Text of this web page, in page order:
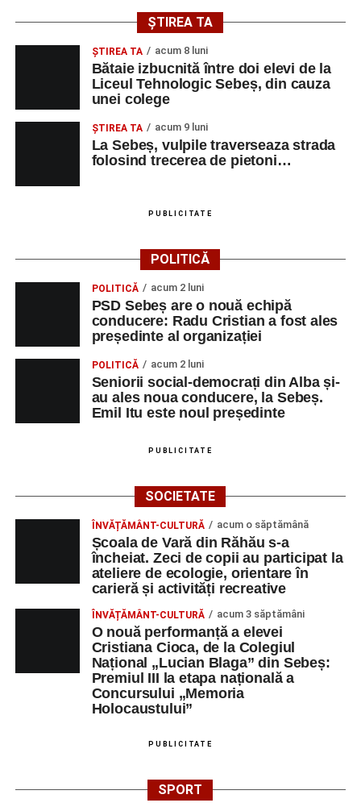
și de a lua parte la un veritabil schimb cultural prin
Adaugă-ne ca sursă preferată
Urmărește-ne pe Google News
iluminatului public pe timpul nopții, în contextul
apelului la economii al Guvernului Bolojan
Duminică, 23 august 2026, Râpa Roșie găzduiește
cea de-a III-a ediție a concursului „CicloAventurier
de Sebeș”
Primul concert din cadrul String Symphonic Camp
2026 a adus emoție și aplauze la Sebeș
ȘTIREA TA
ŞTIREA TA acum 8 luni
Bătaie izbucnită între doi elevi de la
Liceul Tehnologic Sebeș, din cauza
unei colege
ŞTIREA TA acum 9 luni
La Sebeș, vulpile traverseaza strada
folosind trecerea de pietoni…
PUBLICITATE
POLITICĂ
POLITICĂ acum 2 luni
PSD Sebeș are o nouă echipă
conducere: Radu Cristian a fost ales
președinte al organizației
POLITICĂ acum 2 luni
Seniorii social-democrați din Alba și-
au ales noua conducere, la Sebeș.
Emil Itu este noul președinte
PUBLICITATE
SOCIETATE
ÎNVĂȚĂMÂNT-CULTURĂ acum o săptămână
Școala de Vară din Răhău s-a
încheiat. Zeci de copii au participat la
ateliere de ecologie, orientare în
carieră și activități recreative
ÎNVĂȚĂMÂNT-CULTURĂ acum 3 săptămâni
O nouă performanță a elevei
Cristiana Cioca, de la Colegiul
Național „Lucian Blaga” din Sebeș:
Premiul III la etapa națională a
Concursului „Memoria
Holocaustului”
PUBLICITATE
SPORT